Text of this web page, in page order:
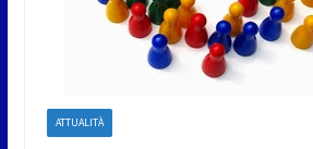
ATTUALITÀ